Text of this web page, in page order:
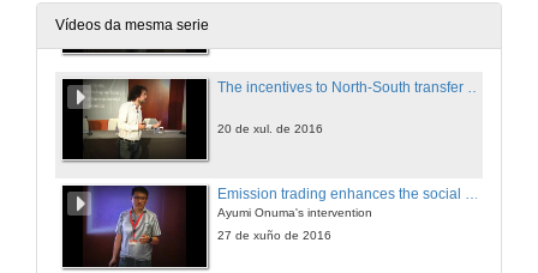
Vídeos da mesma serie
20 de xul. de 2016
Emission trading enhances the social desirability of environmental improvement
Ayumi Onuma's intervention
27 de xuño de 2016